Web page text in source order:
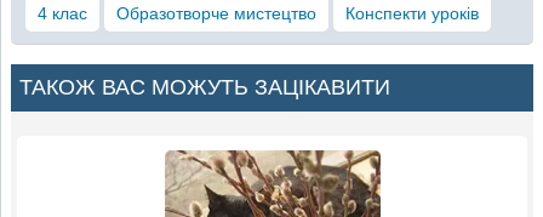
4 клас Образотворче мистецтво Конспекти уроків
ТАКОЖ ВАС МОЖУТЬ ЗАЦІКАВИТИ